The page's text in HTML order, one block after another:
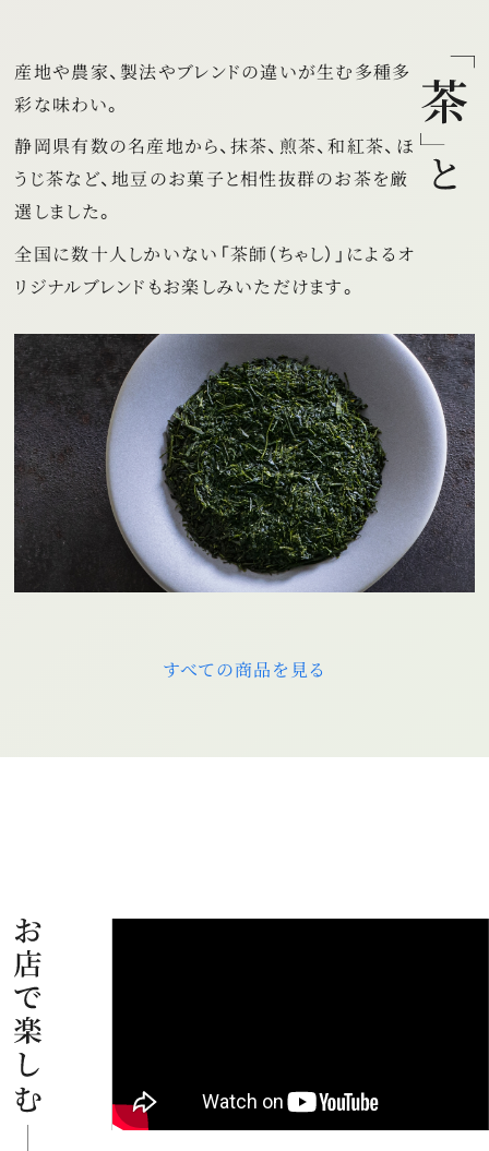
産地や農家、製法やブレンドの違いが生む多種多
彩な味わい。
静岡県有数の名産地から、抹茶、煎茶、和紅茶、ほ
うじ茶など、地豆のお菓子と相性抜群のお茶を厳
選しました。
全国に数十人しかいない「茶師（ちゃし）」による オ
リジナルブレンドもお楽しみいただけます。
すべての商品を見る